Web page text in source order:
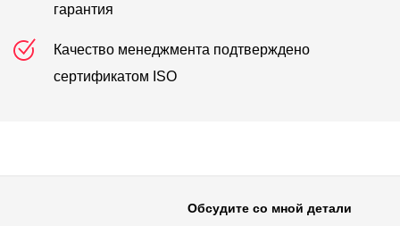
гарантия
Качество менеджмента подтверждено
сертификатом ISO
Обсудите со мной детали